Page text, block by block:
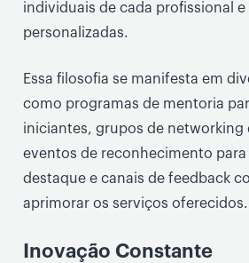
individuais de cada profissional
personalizadas.
Essa filosofia se manifesta em
como programas de mentoria
iniciantes, grupos de networking
eventos de reconhecimento
destaque e canais de feedback
aprimorar os serviços oferecidos.
Inovação Constante